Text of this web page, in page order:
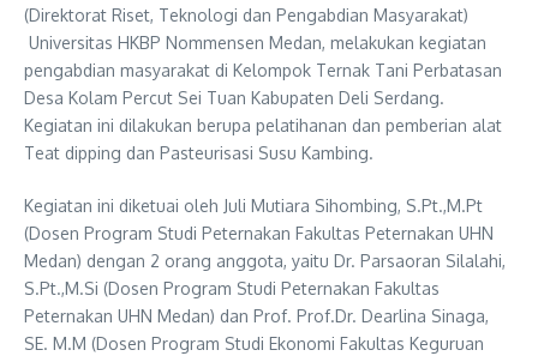
(Direktorat Riset, Teknologi dan Pengabdian Masyarakat)
Universitas HKBP Nommensen Medan, melakukan kegiatan
pengabdian masyarakat di Kelompok Ternak Tani Perbatasan
Desa Kolam Percut Sei Tuan Kabupaten Deli Serdang.
Kegiatan ini dilakukan berupa pelatihanan dan pemberian alat
Teat dipping dan Pasteurisasi Susu Kambing.
Kegiatan ini diketuai oleh Juli Mutiara Sihombing, S.Pt.,M.Pt
(Dosen Program Studi Peternakan Fakultas Peternakan UHN
Medan) dengan 2 orang anggota, yaitu Dr. Parsaoran Silalahi,
S.Pt.,M.Si (Dosen Program Studi Peternakan Fakultas
Peternakan UHN Medan) dan Prof. Prof.Dr. Dearlina Sinaga,
SE. M.M (Dosen Program Studi Ekonomi Fakultas Keguruan